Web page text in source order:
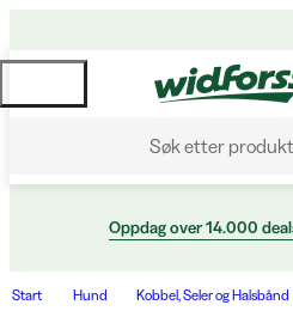
Søk etter
Oppdag over 14.000
Start Hund Kobbel, Seler og Halsbånd